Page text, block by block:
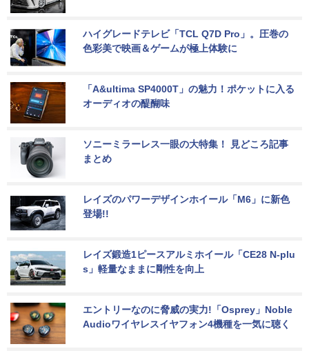
ハイグレードテレビ「TCL Q7D Pro」。圧巻の
色彩美で映画＆ゲームが極上体験に
「A&ultima SP4000T」の魅力！ポケットに入る
オーディオの醍醐味
ソニーミラーレス一眼の大特集！ 見どころ記事
まとめ
レイズのパワーデザインホイール「M6」に新色
登場!!
レイズ鍛造1ピースアルミホイール「CE28 N-plu
s」軽量なままに剛性を向上
エントリーなのに脅威の実力!「Osprey」Noble
Audioワイヤレスイヤフォン4機種を一気に聴く